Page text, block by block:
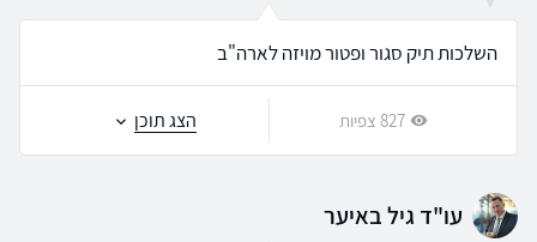
השלכות תיק סגור ופטור מויזה לארה"ב
827 צפיות הצג תוכן
עו"ד גיל באיער